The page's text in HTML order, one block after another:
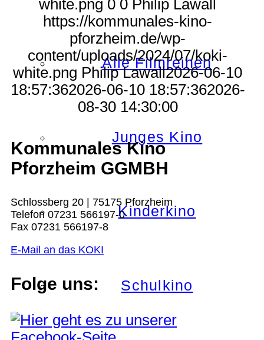
Alle Filmreihen
Junges Kino
Kinderkino
Schulkino
white.png 0 0 Philip Lawall
https://kommunales-kino-
pforzheim.de/wp-
content/uploads/2024/07/koki-
white.png Philip Lawall2026-06-10
18:57:362026-06-10 18:57:362026-
08-30 14:30:00
Kommunales Kino
Pforzheim GGMBH
Schlossberg 20 | 75175 Pforzheim
Telefon 07231 566197-0
Fax 07231 566197-8
E-Mail an das KOKI
Folge uns: